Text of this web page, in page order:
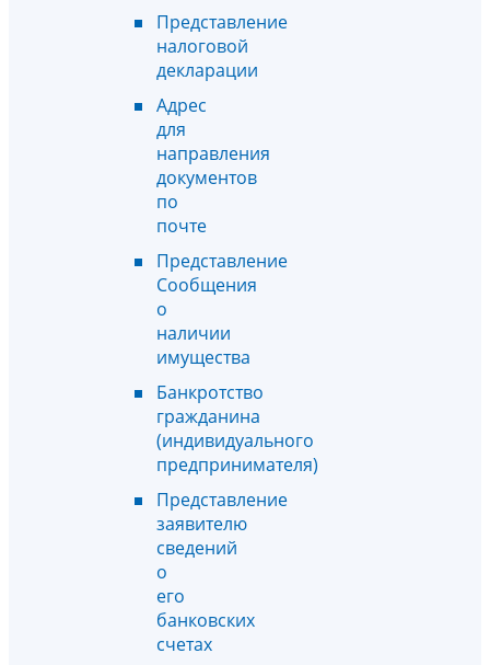
Представление
налоговой
декларации
Адрес
для
направления
документов
по
почте
Представление
Сообщения
о
наличии
имущества
Банкротство
гражданина
(индивидуального
предпринимателя)
Представление
заявителю
сведений
о
его
банковских
счетах